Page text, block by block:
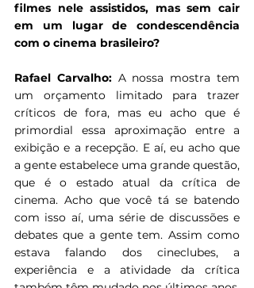
filmes nele assistidos, mas sem cair
em um lugar de condescendência
com o cinema brasileiro?
Rafael Carvalho: A nossa mostra tem
um orçamento limitado para trazer
críticos de fora, mas eu acho que é
primordial essa aproximação entre a
exibição e a recepção. E aí, eu acho que
a gente estabelece uma grande questão,
que é o estado atual da crítica de
cinema. Acho que você tá se batendo
com isso aí, uma série de discussões e
debates que a gente tem. Assim como
estava falando dos cineclubes, a
experiência e a atividade da crítica